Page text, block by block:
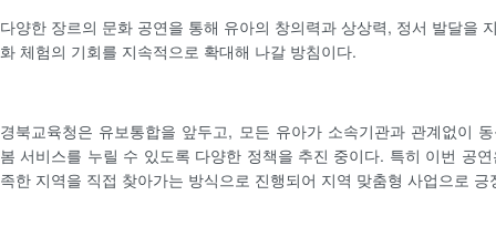
다양한 장르의 문화 공연을 통해 유아의 창의력과 상상력, 정서 발달을
화 체험의 기회를 지속적으로 확대해 나갈 방침이다.
경북교육청은 유보통합을 앞두고, 모든 유아가 소속기관과 관계없이
봄 서비스를 누릴 수 있도록 다양한 정책을 추진 중이다. 특히 이번 공
족한 지역을 직접 찾아가는 방식으로 진행되어 지역 맞춤형 사업으로